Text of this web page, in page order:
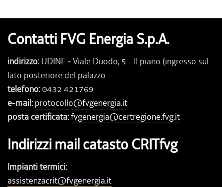
Contatti FVG Energia S.p.A.
indirizzo:UDINE -Viale Duodo, 5 - II piano (ingresso sul
lato posteriore del palazzo
telefono:0432 421769
e-mail:protocollo@fvgenergia.it
posta certificata:fvgenergia@certregione.fvg.it
Indirizzi mail catasto CRITfvg
Impianti termici:
assistenzacrit@fvgenergia.it